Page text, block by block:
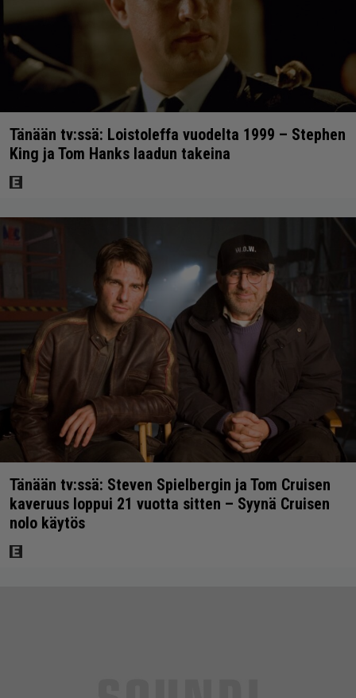
Tänään tv:ssä: Loistoleffa vuodelta 1999 – Stephen
King ja Tom Hanks laadun takeina
Tänään tv:ssä: Steven Spielbergin ja Tom Cruisen
kaveruus loppui 21 vuotta sitten – Syynä Cruisen
nolo käytös